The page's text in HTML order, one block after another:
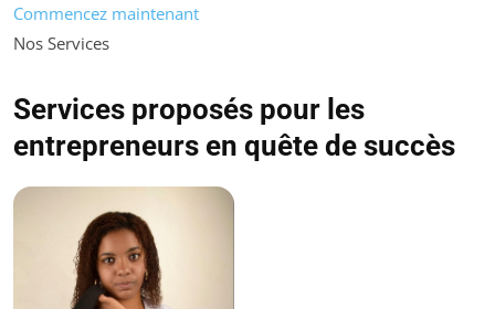
Commencez maintenant
Nos Services
Services proposés pour les
entrepreneurs en quête de succès